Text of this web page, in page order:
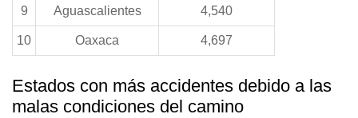
9 Aguascalientes 4,540
10 Oaxaca 4,697
Estados con más accidentes debido a las
malas condiciones del camino